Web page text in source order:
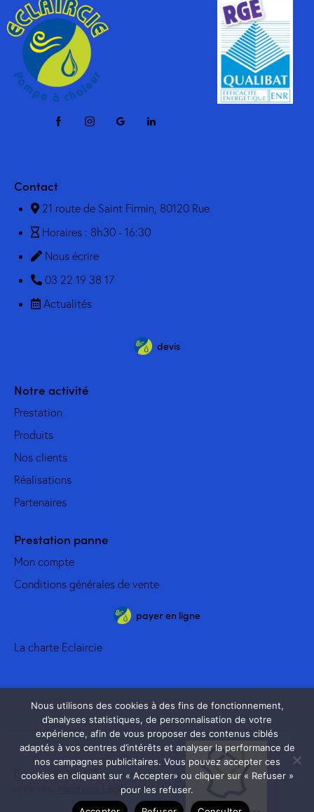
Contact
21 route de Saint Firmin, 80120 Rue
Horaires : 8h30 - 16:30
Nous écrire
03 22 19 38 17
Actualités
devis
Notre activité
Prestation
Produits
Nos clients
Réalisations
Partenaires
Prestation panne
Mon compte
Conditions générales de vente
payer en ligne
La charte Eclaircie
Eclaircie © 2026. Tous droits
Mentions Légales
Nous utilisons des cookies à des fins de fonctionnement,
d’analyses statistiques, de personnalisation de votre
expérience, afin de vous proposer des contenus ciblés
adaptés à vos centres d’intérêts et analyser la performance de
nos campagnes publicitaires. Vous pouvez accepter ces
cookies en cliquant sur « Accepter» ou cliquer sur « Refuser »
pour les refuser.